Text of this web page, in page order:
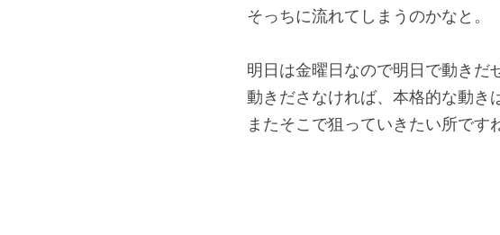
そっちに流れてしまうのかなと。
明日は金曜日なので明日で動きだ
動きださなければ、本格的な動き
またそこで狙っていきたい所です